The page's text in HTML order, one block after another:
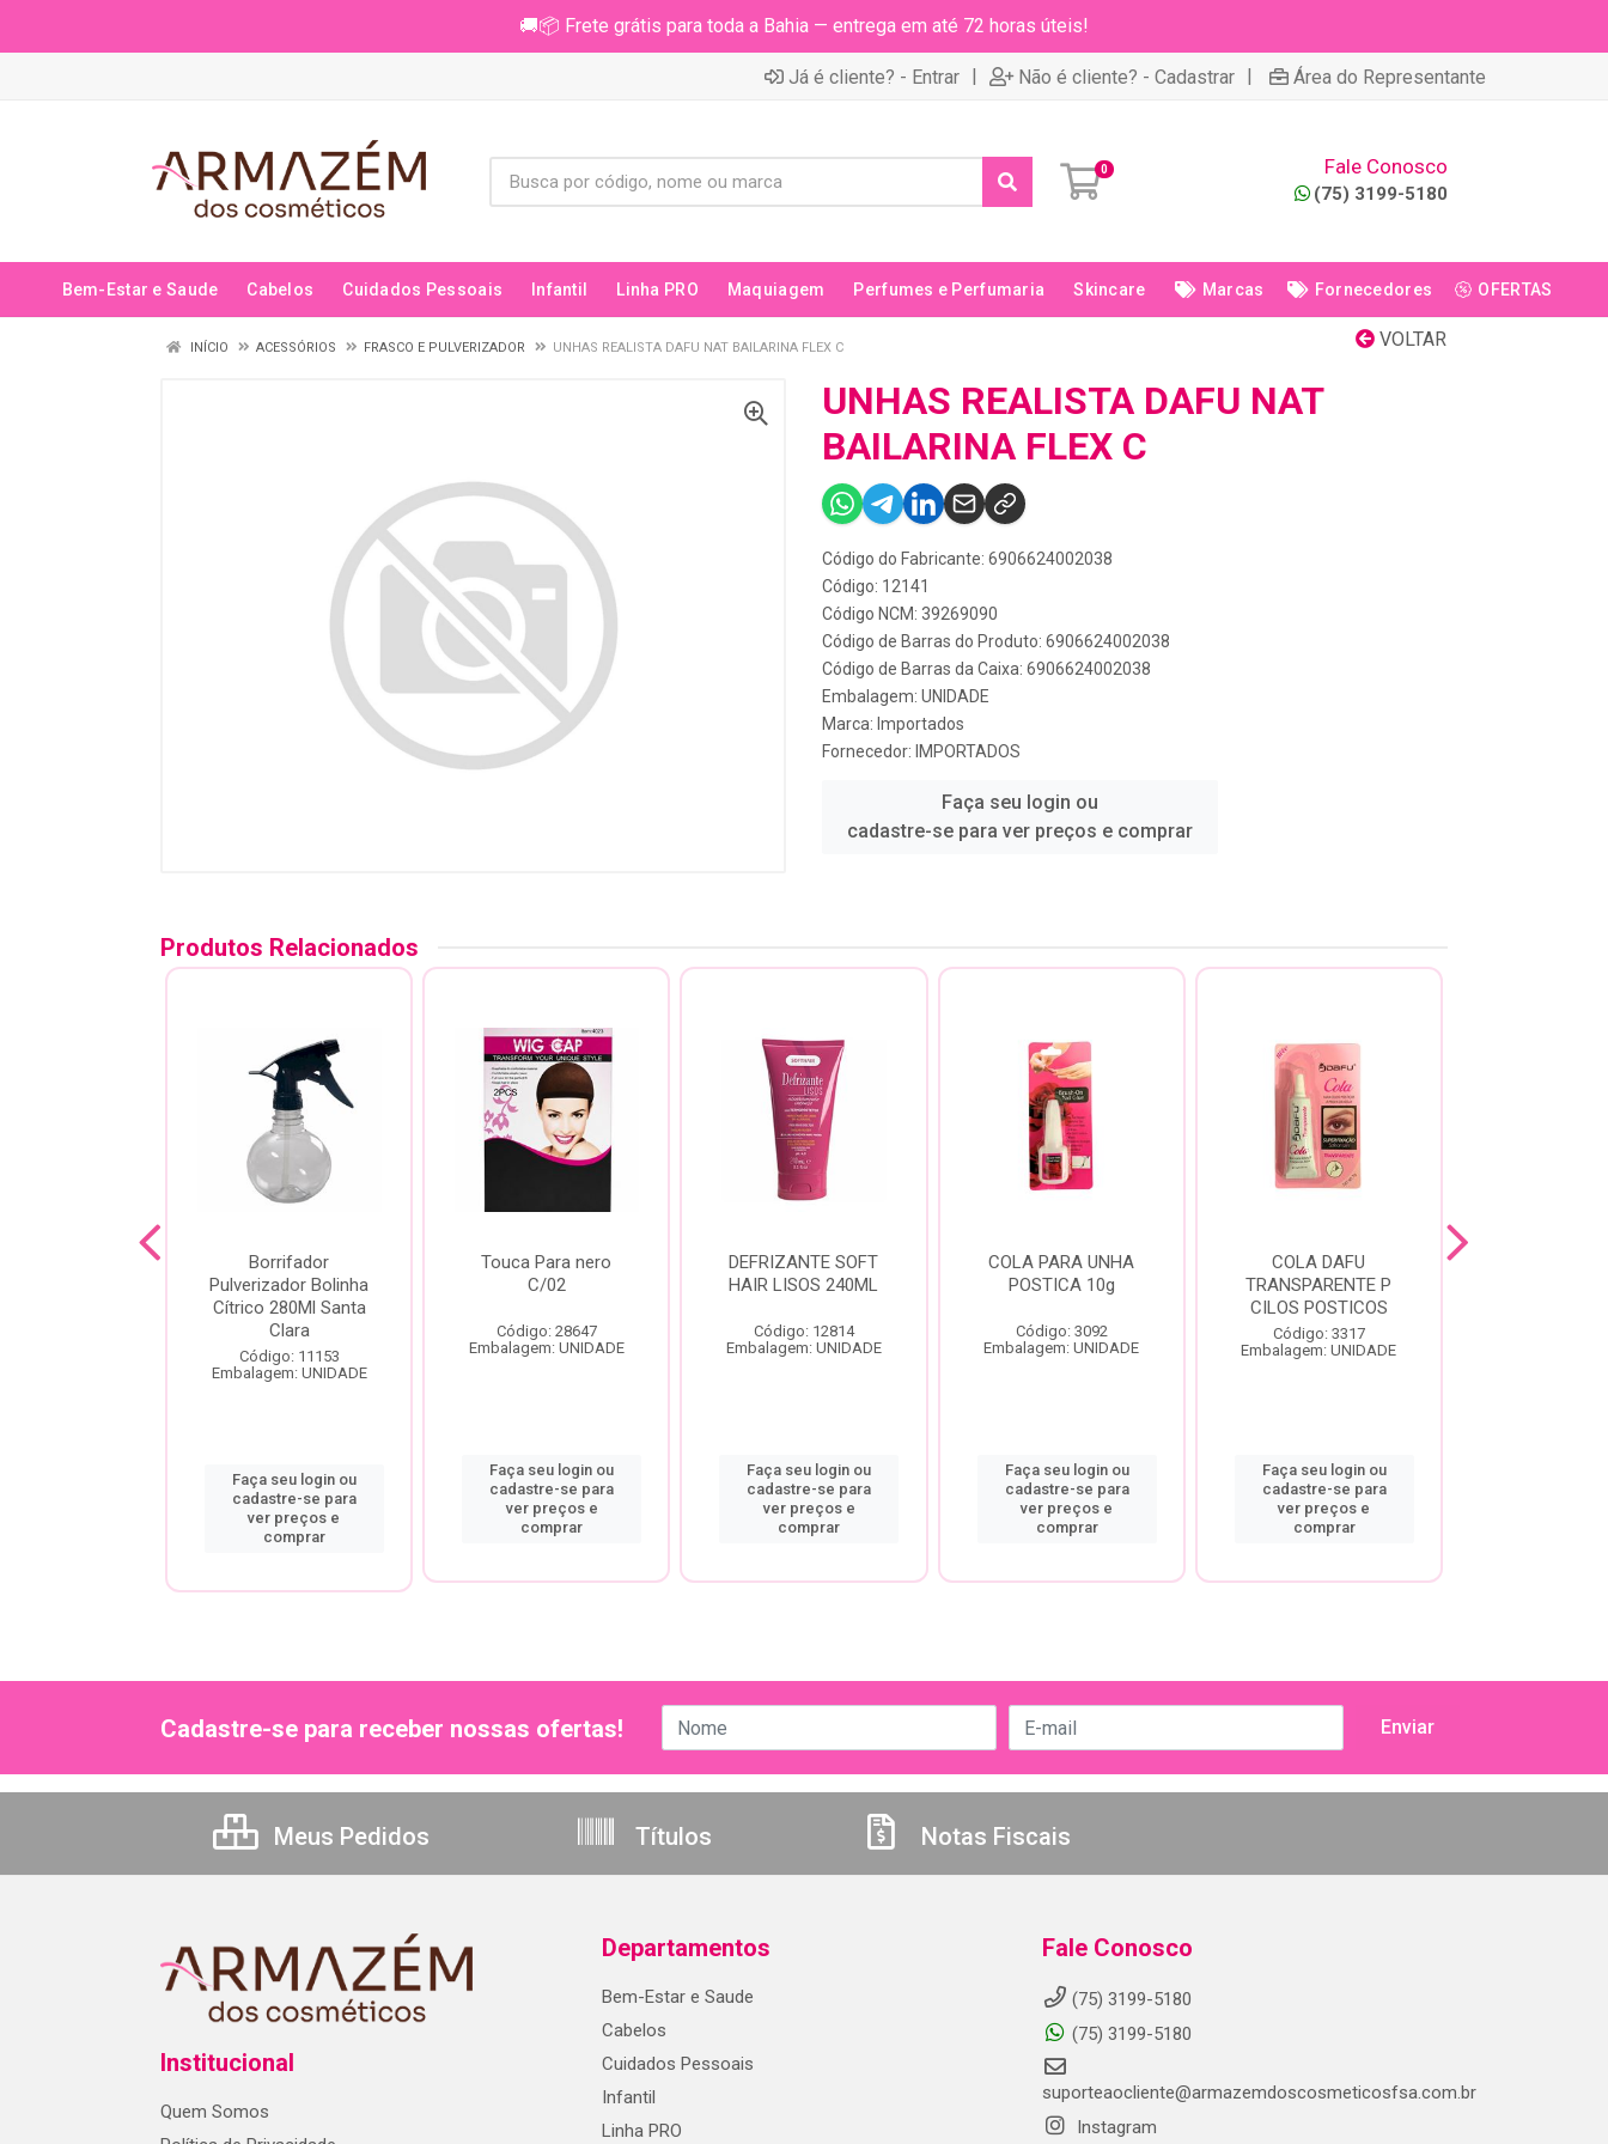
🚚📦 Frete grátis para toda a Bahia — entrega em até 72 horas úteis!
Já é cliente? - Entrar | Não é cliente? - Cadastrar | Área do Representante
0 Fale Conosco
(75) 3199-5180
Bem-Estar e Saude Cabelos Cuidados Pessoais Infantil Linha PRO Maquiagem Perfumes e Perfumaria Skincare Marcas Fornecedores OFERTAS
VOLTAR
INÍCIO ACESSÓRIOS FRASCO E PULVERIZADOR UNHAS REALISTA DAFU NAT BAILARINA FLEX C
UNHAS REALISTA DAFU NAT
BAILARINA FLEX C
Código do Fabricante: 6906624002038
Código: 12141
Código NCM: 39269090
Código de Barras do Produto: 6906624002038
Código de Barras da Caixa: 6906624002038
Embalagem: UNIDADE
Marca: Importados
Fornecedor: IMPORTADOS
Faça seu login ou
cadastre-se para ver preços e comprar
Produtos Relacionados
Borrifador
Pulverizador Bolinha
Cítrico 280Ml Santa
Clara
Código: 11153
Embalagem: UNIDADE
Faça seu login ou
cadastre-se para
ver preços e
comprar
Touca Para nero
C/02
Código: 28647
Embalagem: UNIDADE
Faça seu login ou
cadastre-se para
ver preços e
comprar
DEFRIZANTE SOFT
HAIR LISOS 240ML
Código: 12814
Embalagem: UNIDADE
Faça seu login ou
cadastre-se para
ver preços e
comprar
COLA PARA UNHA
POSTICA 10g
Código: 3092
Embalagem: UNIDADE
Faça seu login ou
cadastre-se para
ver preços e
comprar
COLA DAFU
TRANSPARENTE P
CILOS POSTICOS
Código: 3317
Embalagem: UNIDADE
Faça seu login ou
cadastre-se para
ver preços e
comprar
Cadastre-se para receber nossas ofertas!
Meus Pedidos Títulos Notas Fiscais
Institucional
Quem Somos
Departamentos
Bem-Estar e Saude
Cabelos
Cuidados Pessoais
Infantil
Linha PRO
Fale Conosco
(75) 3199-5180
(75) 3199-5180
suporteaocliente@armazemdoscosmeticosfsa.com.br
Instagram